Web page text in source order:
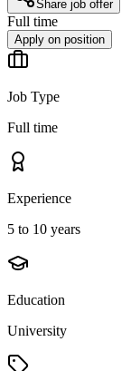
Share job offer
Full time
Apply on position
Job Type
Full time
Experience
5 to 10 years
Education
University